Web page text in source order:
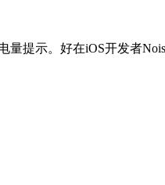
提示。好在iOS开发者